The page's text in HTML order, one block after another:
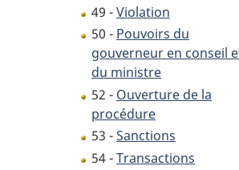
49 -Violation
50 - Pouvoirs du
gouverneur en conseil
du ministre
52 - Ouverture de la
procédure
53 -Sanctions
54 -Transactions